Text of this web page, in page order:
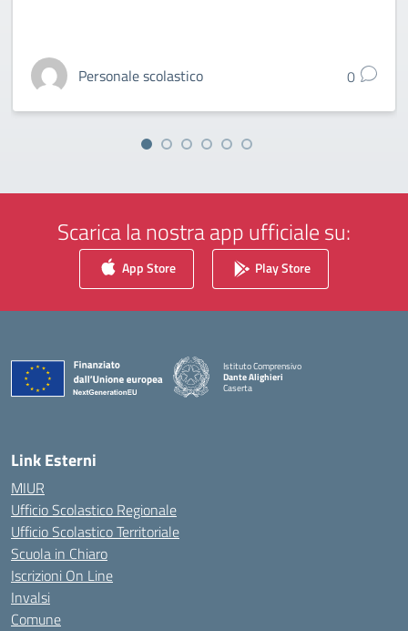
Personale scolastico 0
Scarica la nostra app ufficiale su:
App Store Play Store
Istituto Comprensivo
Dante Alighieri
Caserta
Link Esterni
MIUR
Ufficio Scolastico Regionale
Ufficio Scolastico Territoriale
Scuola in Chiaro
Iscrizioni On Line
Invalsi
Comune